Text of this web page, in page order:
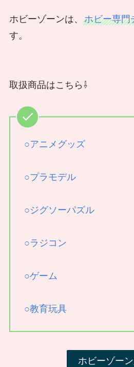
ホビーゾーンは、 ホビー専門
す。
取扱商品はこちら⇩
○アニメグッズ
○プラモデル
○ジグソーパズル
○ラジコン
○ゲーム
○教育玩具
ホビーゾー